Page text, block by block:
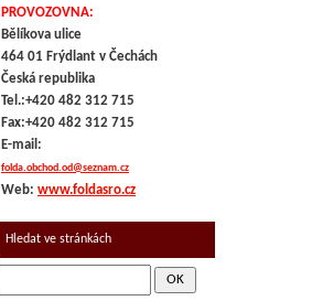
PROVOZOVNA:
Bělíkova ulice
464 01 Frýdlant v Čechách
Česká republika
Tel.:+420 482 312 715
Fax:+420 482 312 715
E-mail:
folda.obchod.od@seznam.cz
Web: www.foldasro.cz
Hledat ve stránkách